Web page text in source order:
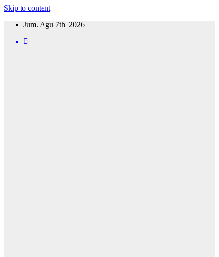
Skip to content
Jum. Agu 7th, 2026